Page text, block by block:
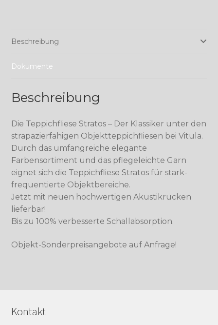
Beschreibung
Dokumente
Beschreibung
Die Teppichfliese Stratos – Der Klassiker unter den
strapazierfähigen Objektteppichfliesen bei Vitula.
Durch das umfangreiche elegante
Farbensortiment und das pflegeleichte Garn
eignet sich die Teppichfliese Stratos für stark-
frequentierte Objektbereiche.
Jetzt mit neuen hochwertigen Akustikrücken
lieferbar!
Bis zu 100% verbesserte Schallabsorption.
Objekt-Sonderpreisangebote auf Anfrage!
Kontakt